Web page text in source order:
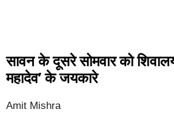
सावन के दूसरे सोमवार को
महादेव’ के जयकारे
Amit Mishra